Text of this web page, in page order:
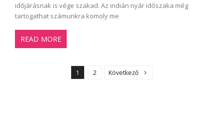
időjárásnak is vége szakad. Az indián nyár időszaka még
tartogathat számunkra komoly me
READ MORE
1 2 Következő